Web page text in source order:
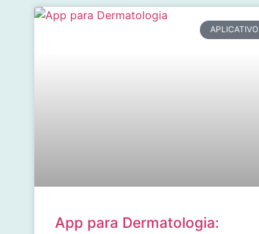
APLICATIVO
App para Dermatologia: